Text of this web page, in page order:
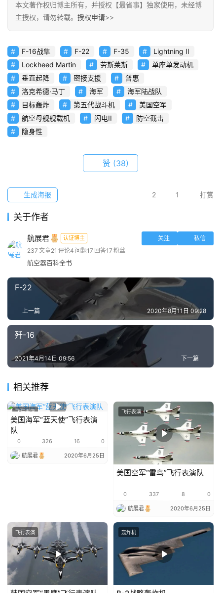
本文著作权归博主所有，并授权【最省事】独家使用，未经博
主授权，请勿转载。 授权申请>>
F-16战隼 F-22 F-35
Lightning II
Lockheed Martin
劳斯莱斯
单座单发动机
垂直起降
密接支援
普惠
洛克希德·马丁
海军
海军陆战队
目标轰炸
第五代战斗机
美国空军
航空母舰舰载机
闪电II
防空截击
隐身性
赞 (38)
2 1 打赏
生成海报
关于作者
航展君 认证博主 关注
私信
237 文章21 评论4 问题17 回答17 粉丝
航空器百科全书
F-22
上一篇 2020年8月11日 09:28
歼-16
下一篇
2021年4月14日 09:56
相关推荐
飞行表演
美国海军“蓝天使”飞行表演
队
0 326 16 0
航展君 2020年6月25日
飞行表演
美国空军“雷鸟”飞行表演队
0 337 8 0
航展君 2020年6月25日
飞行表演 轰炸机